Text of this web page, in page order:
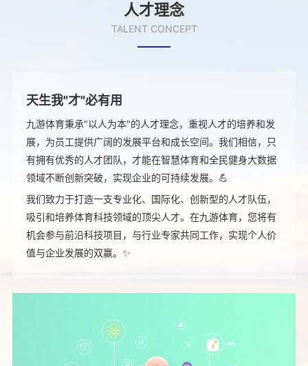
人才理念
TALENT CONCEPT
天生我"才"必有用
九游体育秉承"以人为本"的人才理念，重视人才的培养和发
展，为员工提供广阔的发展平台和成长空间。我们相信，只
有拥有优秀的人才团队，才能在智慧体育和全民健身大数据
领域不断创新突破，实现企业的可持续发展。💪
我们致力于打造一支专业化、国际化、创新型的人才队伍，
吸引和培养体育科技领域的顶尖人才。在九游体育，您将有
机会参与前沿科技项目，与行业专家共同工作，实现个人价
值与企业发展的双赢。✨